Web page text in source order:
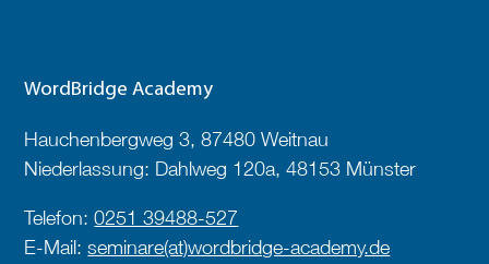
WordBridge Academy
Hauchenbergweg 3, 87480 Weitnau
Niederlassung: Dahlweg 120a, 48153 Münster
Telefon:0251 39488-527
E-Mail:seminare(at)wordbridge-academy.de